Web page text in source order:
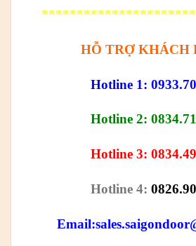
HỖ TRỢ KHÁCH
Hotline 1:
Hotline 2:
Hotline 3:
Hotline 4:
Email: